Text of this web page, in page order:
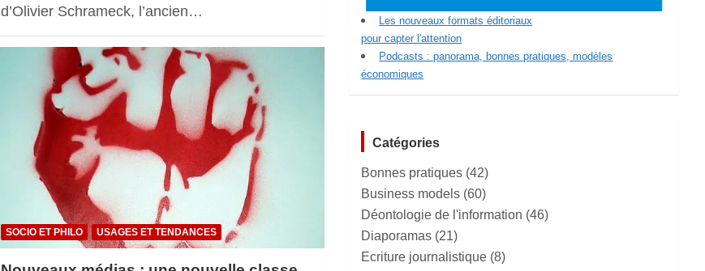
d’Olivier Schrameck, l’ancien…
SOCIO ET PHILO USAGES ET TENDANCES
Les nouveaux formats éditoriaux
pour capter l'attention
Podcasts : panorama, bonnes pratiques, modèles
économiques
Catégories
Bonnes pratiques (42)
Business models (60)
Déontologie de l'information (46)
Diaporamas (21)
Ecriture journalistique (8)